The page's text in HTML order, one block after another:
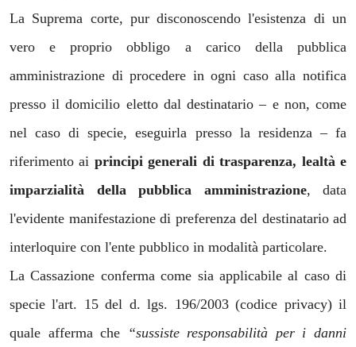
La Suprema corte, pur disconoscendo l'esistenza di un
vero e proprio obbligo a carico della pubblica
amministrazione di procedere in ogni caso alla notifica
presso il domicilio eletto dal destinatario – e non, come
nel caso di specie, eseguirla presso la residenza – fa
riferimento ai principi generali di trasparenza, lealtà e
imparzialità della pubblica amministrazione, data
l'evidente manifestazione di preferenza del destinatario ad
interloquire con l'ente pubblico in modalità particolare.
La Cassazione conferma come sia applicabile al caso di
specie l'art. 15 del d. lgs. 196/2003 (codice privacy) il
quale afferma che “sussiste responsabilità per i danni